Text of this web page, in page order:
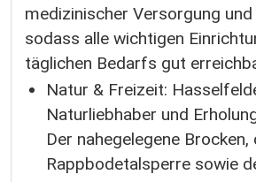
medizinischer Versorgung und
sodass alle wichtigen
täglichen Bedarfs gut
Natur & Freizeit:
Naturliebhaber und
Der nahegelegene Brocken,
Rappbodetalsperre sowie